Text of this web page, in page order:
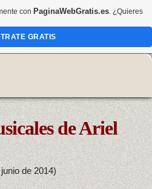
de Ariel
de 2014)
con PaginaWebGratis.es. ¿Quieres
GRATIS